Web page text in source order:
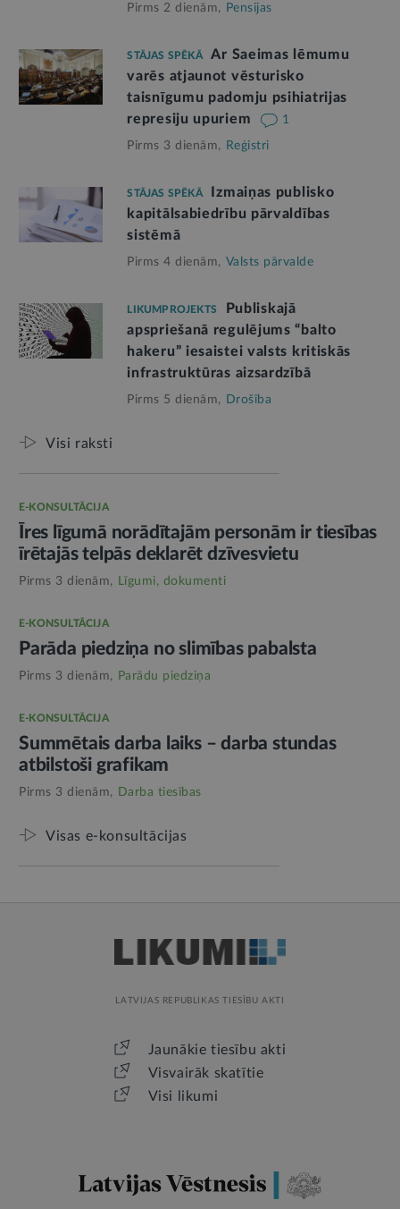
Pirms 2 dienām, Pensijas
STĀJAS SPĒKĀ
Ar Saeimas lēmumu
varēs atjaunot vēsturisko
taisnīgumu padomju psihiatrijas
represiju upuriem
1
Pirms 3 dienām, Reģistri
STĀJAS SPĒKĀ
Izmaiņas publisko
kapitālsabiedrību pārvaldības
sistēmā
Pirms 4 dienām, Valsts pārvalde
LIKUMPROJEKTS
Publiskajā
apspriešanā regulējums “balto
hakeru” iesaistei valsts kritiskās
infrastruktūras aizsardzībā
Pirms 5 dienām, Drošība
Visi raksti
E-KONSULTĀCIJA
Īres līgumā norādītajām personām ir tiesības
īrētajās telpās deklarēt dzīvesvietu
Pirms 3 dienām, Līgumi, dokumenti
E-KONSULTĀCIJA
Parāda piedziņa no slimības pabalsta
Pirms 3 dienām, Parādu piedziņa
E-KONSULTĀCIJA
Summētais darba laiks – darba stundas
atbilstoši grafikam
Pirms 3 dienām, Darba tiesības
Visas e-konsultācijas
LATVIJAS REPUBLIKAS TIESĪBU AKTI
Jaunākie tiesību akti
Visvairāk skatītie
Visi likumi